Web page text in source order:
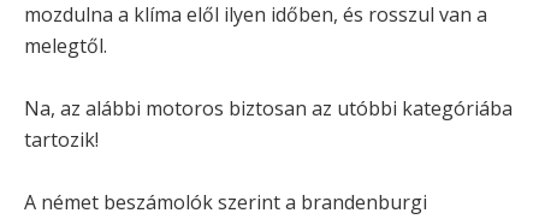
mozdulna a klíma elől ilyen időben, és rosszul van a
melegtől.
Na, az alábbi motoros biztosan az utóbbi kategóriába
tartozik!
A német beszámolók szerint a brandenburgi